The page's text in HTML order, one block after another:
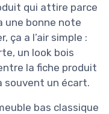
qui attire parce
une bonne note
ça a l’air simple :
un look bois
la fiche produit
souvent un écart.
bas classique